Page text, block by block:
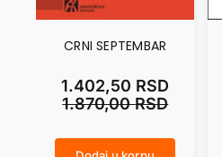
CRNI SEPTEMBAR
1.870,00RSD
1.402,50 RSD